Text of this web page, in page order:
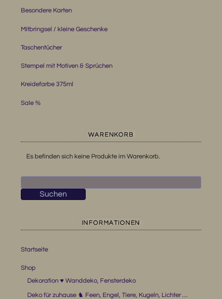
Besondere Karten
Mitbringsel / kleine Geschenke
Taschentücher
Stempel mit Motiven & Sprüchen
Kreidefarbe 375ml
Sale %
WARENKORB
Es befinden sich keine Produkte im Warenkorb.
nach:
Suchen
INFORMATIONEN
Startseite
Shop
Dekoration ♥ Wanddeko, Fensterdeko
Deko für zuhause ♞ Feen, Engel, Tiere, Kugeln, Lichter …